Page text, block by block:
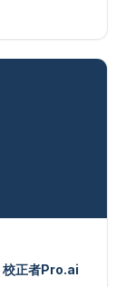
術編集
校正者Pro.ai